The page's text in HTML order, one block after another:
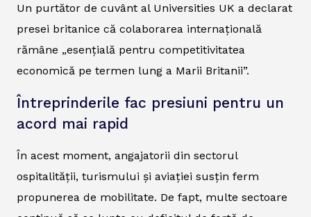
Un purtător de cuvânt al Universities UK a declarat
presei britanice că colaborarea internațională
rămâne „esențială pentru competitivitatea
economică pe termen lung a Marii Britanii”.
Întreprinderile fac presiuni pentru un
acord mai rapid
În acest moment, angajatorii din sectorul
ospitalității, turismului și aviației susțin ferm
propunerea de mobilitate. De fapt, multe sectoare